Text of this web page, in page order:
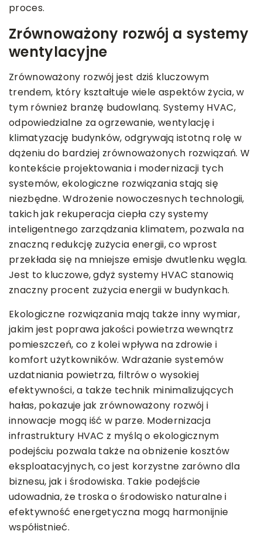
proces.
Zrównoważony rozwój a systemy
wentylacyjne
Zrównoważony rozwój jest dziś kluczowym
trendem, który kształtuje wiele aspektów życia, w
tym również branżę budowlaną. Systemy HVAC,
odpowiedzialne za ogrzewanie, wentylację i
klimatyzację budynków, odgrywają istotną rolę w
dążeniu do bardziej zrównoważonych rozwiązań. W
kontekście projektowania i modernizacji tych
systemów, ekologiczne rozwiązania stają się
niezbędne. Wdrożenie nowoczesnych technologii,
takich jak rekuperacja ciepła czy systemy
inteligentnego zarządzania klimatem, pozwala na
znaczną redukcję zużycia energii, co wprost
przekłada się na mniejsze emisje dwutlenku węgla.
Jest to kluczowe, gdyż systemy HVAC stanowią
znaczny procent zużycia energii w budynkach.
Ekologiczne rozwiązania mają także inny wymiar,
jakim jest poprawa jakości powietrza wewnątrz
pomieszczeń, co z kolei wpływa na zdrowie i
komfort użytkowników. Wdrażanie systemów
uzdatniania powietrza, filtrów o wysokiej
efektywności, a także technik minimalizujących
hałas, pokazuje jak zrównoważony rozwój i
innowacje mogą iść w parze. Modernizacja
infrastruktury HVAC z myślą o ekologicznym
podejściu pozwala także na obniżenie kosztów
eksploatacyjnych, co jest korzystne zarówno dla
biznesu, jak i środowiska. Takie podejście
udowadnia, że troska o środowisko naturalne i
efektywność energetyczna mogą harmonijnie
współistnieć.